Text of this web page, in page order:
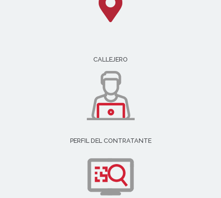
CALLEJERO
PERFIL DEL CONTRATANTE